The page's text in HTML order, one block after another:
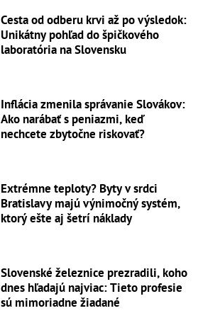
Cesta od odberu krvi až po výsledok:
Unikátny pohľad do špičkového
laboratória na Slovensku
Inflácia zmenila správanie Slovákov:
Ako narábať s peniazmi, keď
nechcete zbytočne riskovať?
Extrémne teploty? Byty v srdci
Bratislavy majú výnimočný systém,
ktorý ešte aj šetrí náklady
Slovenské železnice prezradili, koho
dnes hľadajú najviac: Tieto profesie
sú mimoriadne žiadané